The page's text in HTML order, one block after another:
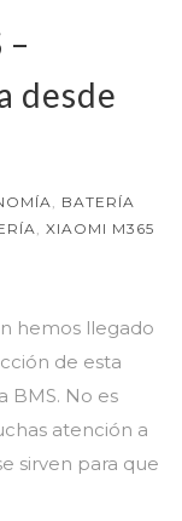
–
desde
, BATERÍA
, XIAOMI M365
hemos llegado
de esta
BMS. No es
atención a
sirven para que